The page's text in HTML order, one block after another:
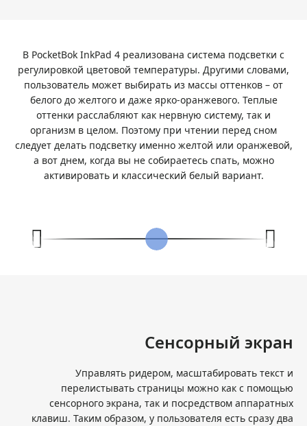
В PocketBok InkPad 4 реализована система подсветки с
регулировкой цветовой температуры. Другими словами,
пользователь может выбирать из массы оттенков – от
белого до желтого и даже ярко-оранжевого. Теплые
оттенки расслабляют как нервную систему, так и
организм в целом. Поэтому при чтении перед сном
следует делать подсветку именно желтой или оранжевой,
а вот днем, когда вы не собираетесь спать, можно
активировать и классический белый вариант.
Сенсорный экран
Управлять ридером, масштабировать текст и
перелистывать страницы можно как с помощью
сенсорного экрана, так и посредством аппаратных
клавиш. Таким образом, у пользователя есть сразу два